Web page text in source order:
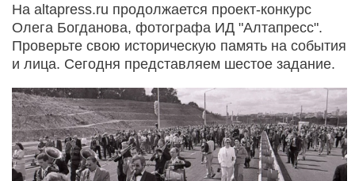
На altapress.ru продолжается проект-конкурс
Олега Богданова, фотографа ИД "Алтапресс".
Проверьте свою историческую память на события
и лица. Сегодня представляем шестое задание.